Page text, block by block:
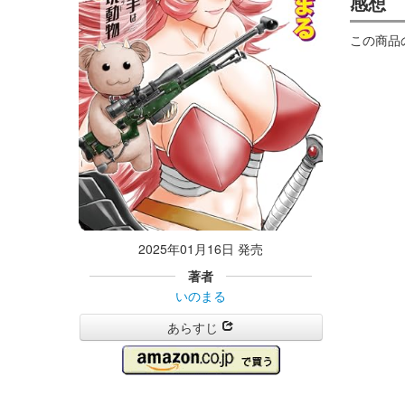
2025年01月16日 発売
著者
いのまる
あらすじ
この商品